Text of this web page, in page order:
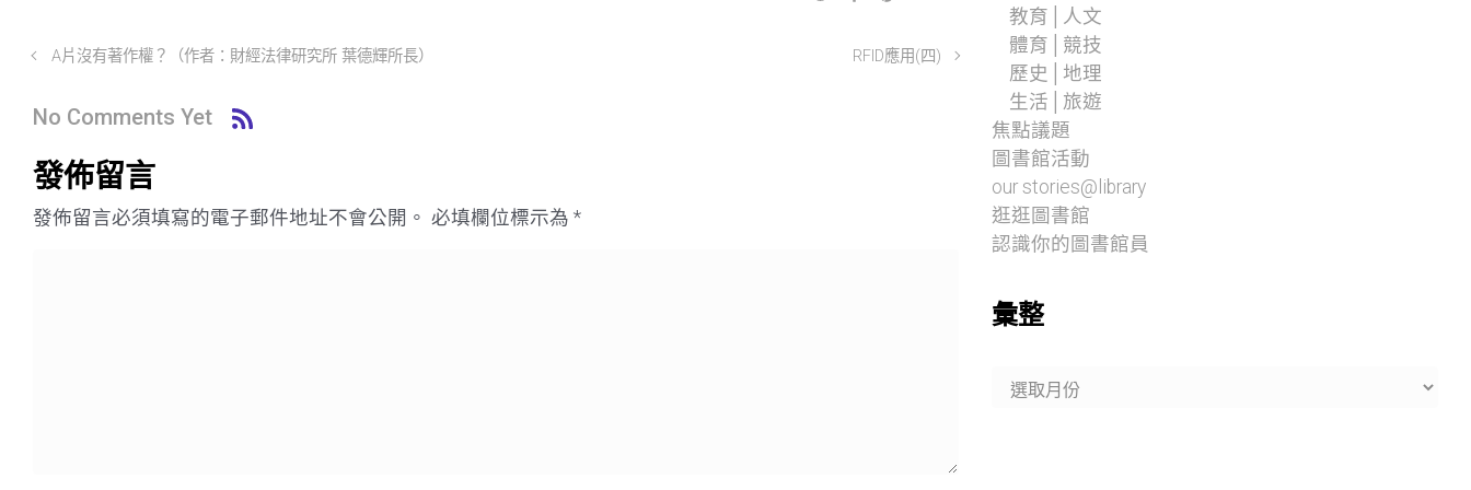
A片沒有著作權？（作者：財經法律研究所 葉德輝所長） RFID應用(四)
No Comments Yet
發佈留言
發佈留言必須填寫的電子郵件地址不會公開。 必填欄位標示為 *
教育│人文
體育│競技
歷史│地理
生活│旅遊
焦點議題
圖書館活動
our stories@library
逛逛圖書館
認識你的圖書館員
彙整